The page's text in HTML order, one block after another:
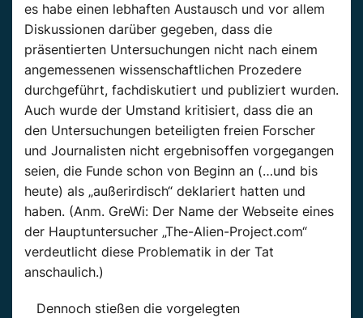
es habe einen lebhaften Austausch und vor allem
Diskussionen darüber gegeben, dass die
präsentierten Untersuchungen nicht nach einem
angemessenen wissenschaftlichen Prozedere
durchgeführt, fachdiskutiert und publiziert wurden.
Auch wurde der Umstand kritisiert, dass die an
den Untersuchungen beteiligten freien Forscher
und Journalisten nicht ergebnisoffen vorgegangen
seien, die Funde schon von Beginn an (…und bis
heute) als „außerirdisch“ deklariert hatten und
haben. (Anm. GreWi: Der Name der Webseite eines
der Hauptuntersucher „The-Alien-Project.com“
verdeutlicht diese Problematik in der Tat
anschaulich.)
Dennoch stießen die vorgelegten